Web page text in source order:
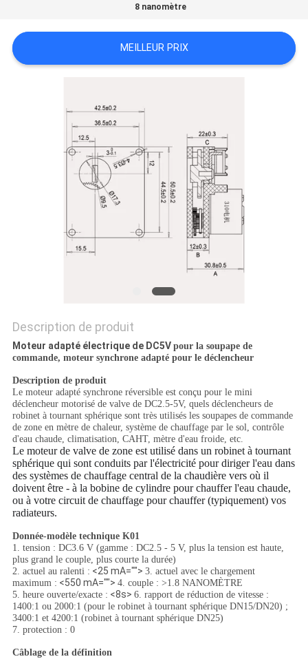
PLAN
PRIVACY
8 nanomètre
MEILLEUR PRIX
Description de produit
Moteur adapté électrique de DC5V pour la soupape de
commande, moteur synchrone adapté pour le déclencheur
Description de produit
Le moteur adapté synchrone réversible est conçu pour le mini
déclencheur motorisé de valve de DC2.5-5V, quels déclencheurs de
robinet à tournant sphérique sont très utilisés les soupapes de commande
de zone en mètre de chaleur, système de chauffage par le sol, contrôle
d'eau chaude, climatisation, CAHT, mètre d'eau froide, etc.
Le moteur de valve de zone est utilisé dans un robinet à tournant
sphérique qui sont conduits par l'électricité pour diriger l'eau dans
des systèmes de chauffage central de la chaudière vers où il
doivent être - à la bobine de cylindre pour chauffer l'eau chaude,
ou à votre circuit de chauffage pour chauffer (typiquement) vos
radiateurs.
Donnée-modèle technique K01
1. tension : DC3.6 V (gamme : DC2.5 - 5 V, plus la tension est haute,
plus grand le couple, plus courte la durée)
2. actuel au ralenti : <25 mA=""> 3. actuel avec le chargement
maximum : <550 mA=""> 4. couple : >1.8 NANOMÈTRE
5. heure ouverte/exacte : <8s> 6. rapport de réduction de vitesse :
1400:1 ou 2000:1 (pour le robinet à tournant sphérique DN15/DN20) ;
3400:1 et 4200:1 (robinet à tournant sphérique DN25)
7. protection : 0
Câblage de la définition